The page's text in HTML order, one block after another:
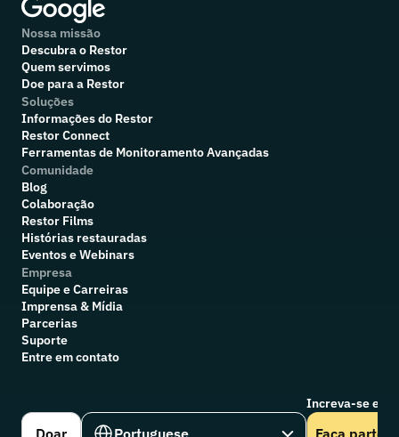
Nossa missão
Descubra o Restor
Quem servimos
Doe para a Restor
Soluções
Informações do Restor
Restor Connect
Ferramentas de Monitoramento Avançadas
Comunidade
Blog
Colaboração
Restor Films
Histórias restauradas
Eventos e Webinars
Empresa
Equipe e Carreiras
Imprensa & Mídia
Parcerias
Suporte
Entre em contato
Select Language
Increva-se em